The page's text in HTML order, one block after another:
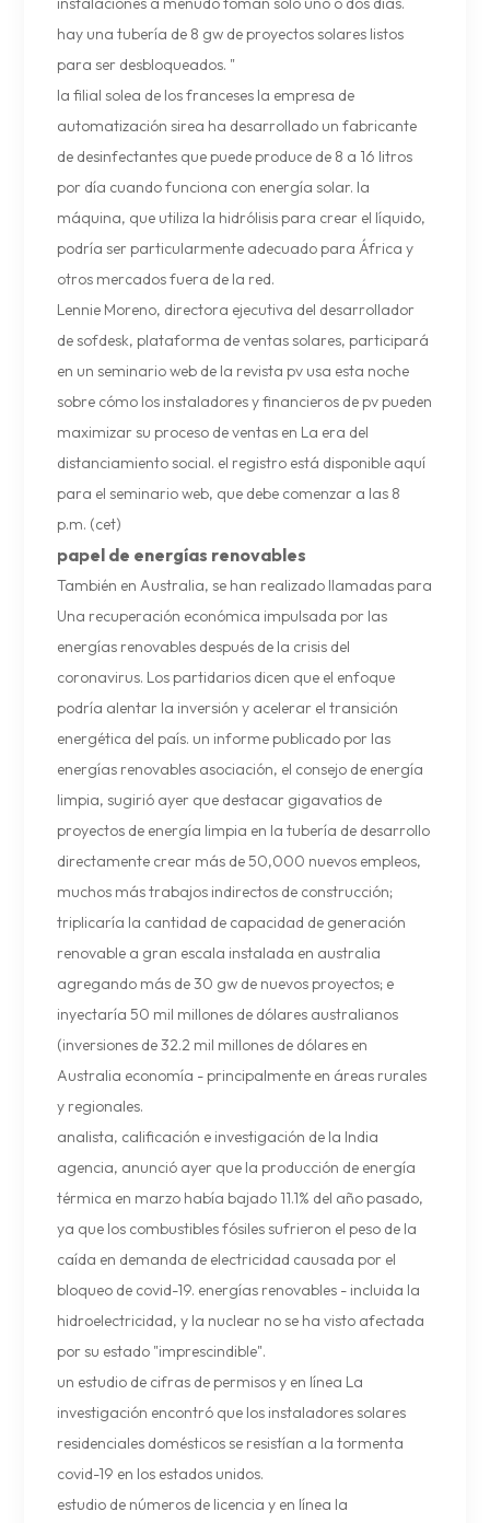
hay una tubería de 8 gw de proyectos solares listos
para ser desbloqueados. "
la filial solea de los franceses la empresa de
automatización sirea ha desarrollado un fabricante
de desinfectantes que puede produce de 8 a 16 litros
por día cuando funciona con energía solar. la
máquina, que utiliza la hidrólisis para crear el líquido,
podría ser particularmente adecuado para África y
otros mercados fuera de la red.
Lennie Moreno, directora ejecutiva del desarrollador
de sofdesk, plataforma de ventas solares, participará
en un seminario web de la revista pv usa esta noche
sobre cómo los instaladores y financieros de pv pueden
maximizar su proceso de ventas en La era del
distanciamiento social. el registro está disponible aquí
para el seminario web, que debe comenzar a las 8
p.m. (cet)
papel de energías renovables
También en Australia, se han realizado llamadas para
Una recuperación económica impulsada por las
energías renovables después de la crisis del
coronavirus. Los partidarios dicen que el enfoque
podría alentar la inversión y acelerar el transición
energética del país. un informe publicado por las
energías renovables asociación, el consejo de energía
limpia, sugirió ayer que destacar gigavatios de
proyectos de energía limpia en la tubería de desarrollo
directamente crear más de 50,000 nuevos empleos,
muchos más trabajos indirectos de construcción;
triplicaría la cantidad de capacidad de generación
renovable a gran escala instalada en australia
agregando más de 30 gw de nuevos proyectos; e
inyectaría 50 mil millones de dólares australianos
(inversiones de 32.2 mil millones de dólares en
Australia economía - principalmente en áreas rurales
y regionales.
analista, calificación e investigación de la India
agencia, anunció ayer que la producción de energía
térmica en marzo había bajado 11.1% del año pasado,
ya que los combustibles fósiles sufrieron el peso de la
caída en demanda de electricidad causada por el
bloqueo de covid-19. energías renovables - incluida la
hidroelectricidad, y la nuclear no se ha visto afectada
por su estado "imprescindible".
un estudio de cifras de permisos y en línea La
investigación encontró que los instaladores solares
residenciales domésticos se resistían a la tormenta
covid-19 en los estados unidos.
estudio de números de licencia y en línea la